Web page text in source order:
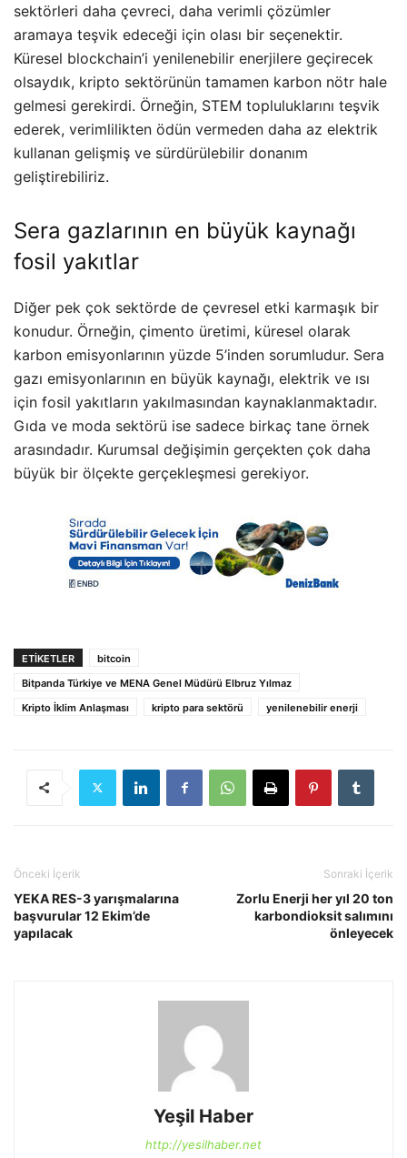
sektörleri daha çevreci, daha verimli çözümler
aramaya teşvik edeceği için olası bir seçenektir.
Küresel blockchain’i yenilenebilir enerjilere geçirecek
olsaydık, kripto sektörünün tamamen karbon nötr hale
gelmesi gerekirdi. Örneğin, STEM topluluklarını teşvik
ederek, verimlilikten ödün vermeden daha az elektrik
kullanan gelişmiş ve sürdürülebilir donanım
geliştirebiliriz.
Sera gazlarının en büyük kaynağı
fosil yakıtlar
Diğer pek çok sektörde de çevresel etki karmaşık bir
konudur. Örneğin, çimento üretimi, küresel olarak
karbon emisyonlarının yüzde 5’inden sorumludur. Sera
gazı emisyonlarının en büyük kaynağı, elektrik ve ısı
için fosil yakıtların yakılmasından kaynaklanmaktadır.
Gıda ve moda sektörü ise sadece birkaç tane örnek
arasındadır. Kurumsal değişimin gerçekten çok daha
büyük bir ölçekte gerçekleşmesi gerekiyor.
ETIKETLER
bitcoin
Bitpanda Türkiye ve MENA Genel Müdürü Elbruz Yılmaz
Kripto İklim Anlaşması
kripto para sektörü yenilenebilir enerji
Önceki İçerik
YEKA RES-3 yarışmalarına
başvurular 12 Ekim’de
yapılacak
Sonraki İçerik
Zorlu Enerji her yıl 20 ton
karbondioksit salımını
önleyecek
Yeşil Haber
http://yesilhaber.net